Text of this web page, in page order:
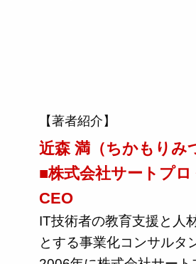
【著者紹介】
近森 満（ちかもりみ
■株式会社サートプロ
CEO
IT技術者の教育支援と人
とする事業化コンサルタ